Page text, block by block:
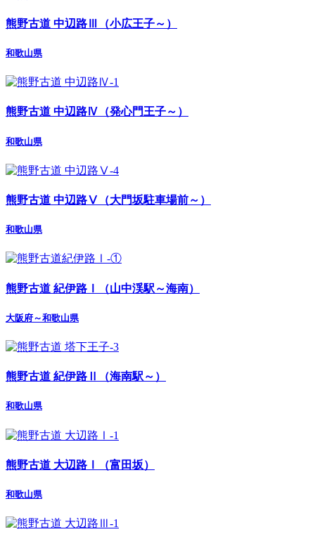
熊野古道 中辺路Ⅲ（小広王子～）
和歌山県
熊野古道 中辺路Ⅳ（発心門王子～）
和歌山県
熊野古道 中辺路Ⅴ（大門坂駐車場前～）
和歌山県
熊野古道 紀伊路Ⅰ（山中渓駅～海南）
大阪府～和歌山県
熊野古道 紀伊路Ⅱ（海南駅～）
和歌山県
熊野古道 大辺路Ⅰ（富田坂）
和歌山県